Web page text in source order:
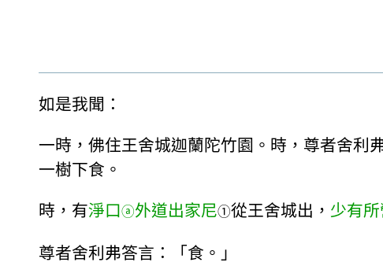
如是我聞：
一時，佛住王舍城迦蘭陀竹園。時，尊者舍利
一樹下食。
時，有淨口ⓐ外道出家尼①從王舍城出， 少有所
尊者舍利弗答言：「食。」